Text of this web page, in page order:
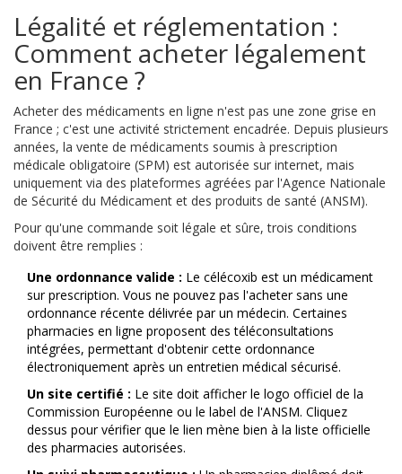
Légalité et réglementation :
Comment acheter légalement
en France ?
Acheter des médicaments en ligne n'est pas une zone grise en
France ; c'est une activité strictement encadrée. Depuis plusieurs
années, la vente de médicaments soumis à prescription
médicale obligatoire (SPM) est autorisée sur internet, mais
uniquement via des plateformes agréées par l'Agence Nationale
de Sécurité du Médicament et des produits de santé (ANSM).
Pour qu'une commande soit légale et sûre, trois conditions
doivent être remplies :
Une ordonnance valide : Le célécoxib est un médicament
sur prescription. Vous ne pouvez pas l'acheter sans une
ordonnance récente délivrée par un médecin. Certaines
pharmacies en ligne proposent des téléconsultations
intégrées, permettant d'obtenir cette ordonnance
électroniquement après un entretien médical sécurisé.
Un site certifié : Le site doit afficher le logo officiel de la
Commission Européenne ou le label de l'ANSM. Cliquez
dessus pour vérifier que le lien mène bien à la liste officielle
des pharmacies autorisées.